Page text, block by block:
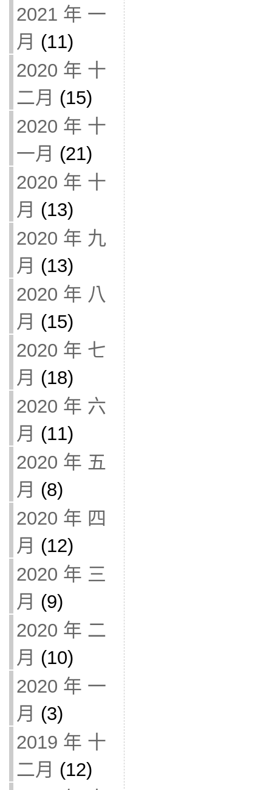
2021 年 一
月 (11)
2020 年 十
二月 (15)
2020 年 十
一月 (21)
2020 年 十
月 (13)
2020 年 九
月 (13)
2020 年 八
月 (15)
2020 年 七
月 (18)
2020 年 六
月 (11)
2020 年 五
月 (8)
2020 年 四
月 (12)
2020 年 三
月 (9)
2020 年 二
月 (10)
2020 年 一
月 (3)
2019 年 十
二月 (12)